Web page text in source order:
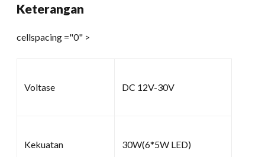
Keterangan
cellspacing ="0" >
Voltase DC 12V-30V
Kekuatan 30W(6*5W LED)